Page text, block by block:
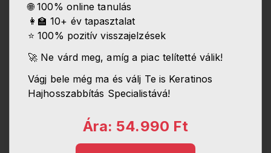
🌐 100% online tanulás
👩‍🏫 10+ év tapasztalat
⭐ 100% pozitív visszajelzések
🚀 Ne várd meg, amíg a piac telítetté válik!
Vágj bele még ma és válj Te is Keratinos
Hajhosszabbítás Specialistává!
Ára: 54.990 Ft